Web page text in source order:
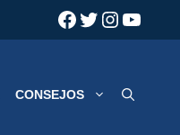
Facebook
Twitter
CONSEJOS